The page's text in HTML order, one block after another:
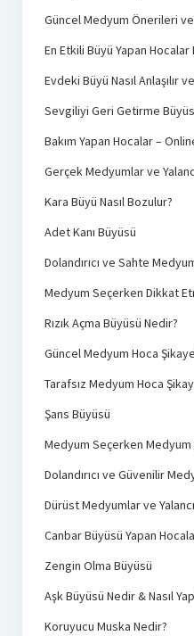
Güncel Medyum Önerileri
En Etkili Büyü Yapan Hocalar
Evdeki Büyü Nasıl Anlaşılır
Sevgiliyi Geri Getirme
Bakım Yapan Hocalar –
Gerçek Medyumlar ve
Kara Büyü Nasıl Bozulur?
Adet Kanı Büyüsü
Dolandırıcı ve Sahte
Medyum Seçerken Dikkat
Rızık Açma Büyüsü Nedir?
Güncel Medyum Hoca
Tarafsız Medyum Hoca
Şans Büyüsü
Medyum Seçerken
Dolandırıcı ve Güvenilir
Dürüst Medyumlar ve
Canbar Büyüsü Yapan
Zengin Olma Büyüsü
Aşk Büyüsü Nedir & Nasıl
Koruyucu Muska Nedir?